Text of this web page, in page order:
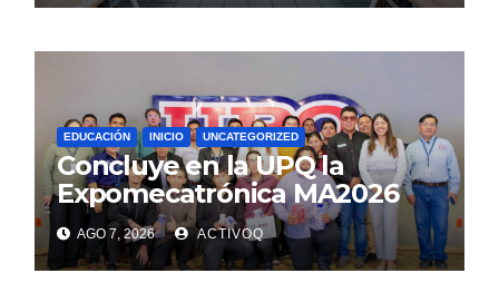
EDUCACIÓN INICIO UNCATEGORIZED
Concluye en la UPQ la
Expomecatrónica MA2026
AGO 7, 2026 ACTIVOQ